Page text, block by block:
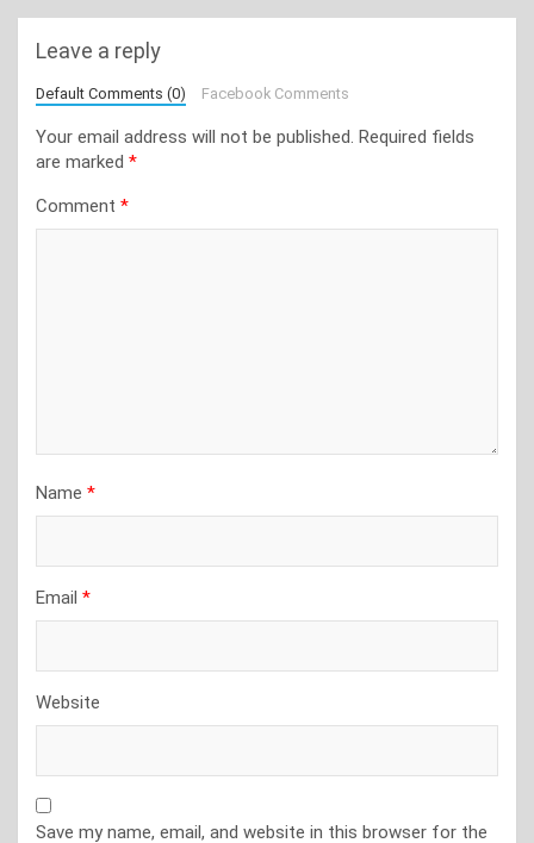
Leave a reply
Default Comments (0) Facebook Comments
Your email address will not be published. Required fields
are marked *
Comment *
Name *
Email *
Website
Save my name, email, and website in this browser for the